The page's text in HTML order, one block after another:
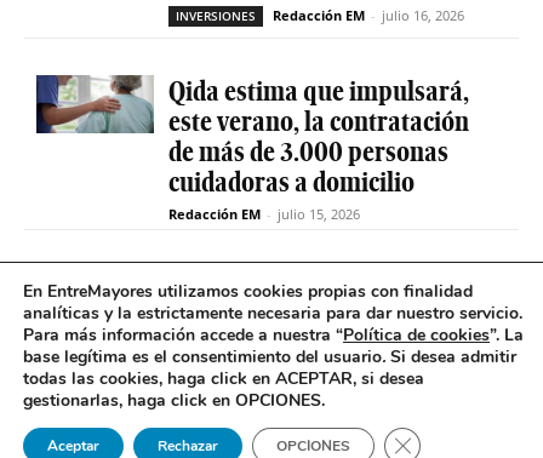
INVERSIONES Redacción EM - julio 16, 2026
Qida estima que impulsará,
este verano, la contratación
de más de 3.000 personas
cuidadoras a domicilio
Redacción EM - julio 15, 2026
La sociedad de capital riesgo
Axis invertirá hasta 15
millones en Qida para
acelerar su expansión
INVERSIONES Redacción EM
En EntreMayores utilizamos cookies propias con finalidad
analíticas y la estrictamente necesaria para dar nuestro servicio.
Para más información accede a nuestra “Política de cookies”. La
base legítima es el consentimiento del usuario. Si desea admitir
todas las cookies, haga click en ACEPTAR, si desea
gestionarlas, haga click en OPCIONES.
Aceptar Rechazar OPCIONES Cerrar el banner